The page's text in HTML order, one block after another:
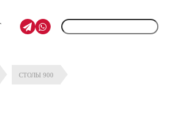
СТОЛЫ 900